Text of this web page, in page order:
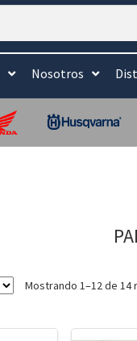
Nosotros
Mostrando 1–12 de 14